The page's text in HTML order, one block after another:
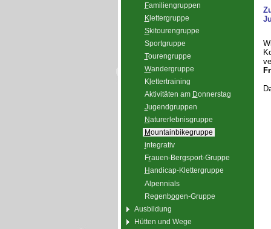
Familiengruppen
Klettergruppe
Skitourengruppe
Sportgruppe
Tourengruppe
Wandergruppe
Kl ettertraining
Aktivitäten am Donnerstag
Jugendgruppen
Naturerlebnisgruppe
Mountainbikegruppe
integrativ
Frauen-Bergsport-Gruppe
Handicap-Klettergruppe
Alpennials
Regenbogen-Gruppe
Ausbildung
Hütten und Wege